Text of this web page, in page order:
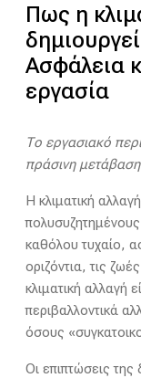
Πως η
Ασφάλεια
εργασία
Το εργασιακό
πράσινη
Η κλιματική
καθόλου τυχαίο,
οριζόντια, τις
κλιματική αλλαγή
περιβαλλοντικά
όσους
Οι επιπτώσεις της